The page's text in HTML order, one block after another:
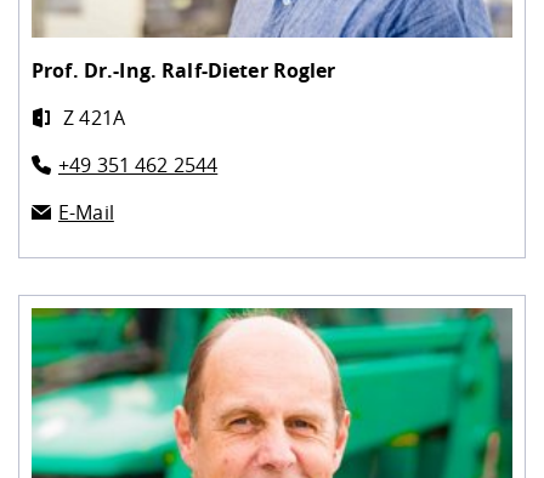
Prof. Dr.-Ing. Ralf-Dieter Rogler
Z 421A
+49 351 462 2544
E-Mail